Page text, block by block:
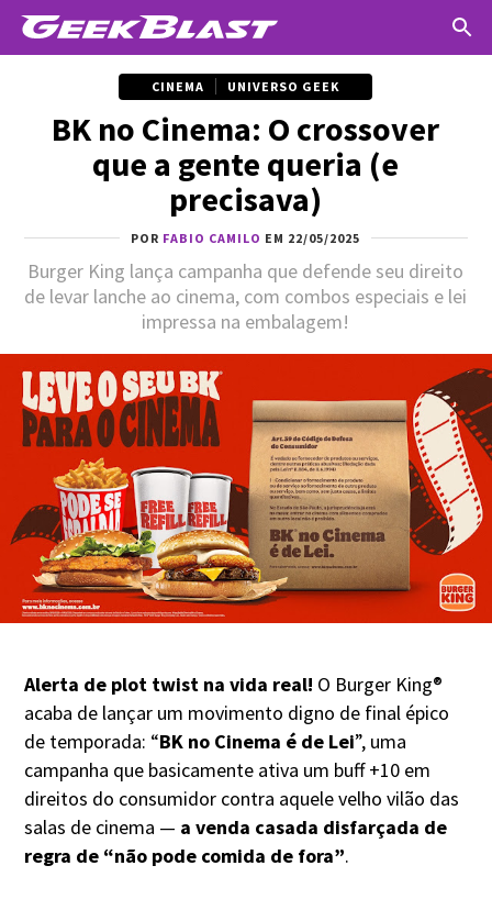
CINEMA UNIVERSO GEEK
BK no Cinema: O crossover
que a gente queria (e
precisava)
POR FABIO CAMILO EM 22/05/2025
Burger King lança campanha que defende seu direito
de levar lanche ao cinema, com combos especiais e lei
impressa na embalagem!
Alerta de plot twist na vida real! O Burger King®
acaba de lançar um movimento digno de final épico
de temporada: “BK no Cinema é de Lei”, uma
campanha que basicamente ativa um buff +10 em
direitos do consumidor contra aquele velho vilão das
salas de cinema — a venda casada disfarçada de
regra de “não pode comida de fora”.